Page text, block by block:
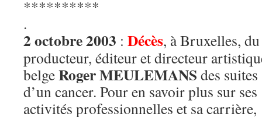
**********
.
2 octobre 2003 : Décès, à Bruxelles, du
producteur, éditeur et directeur
belgeRoger MEULEMANS des suites
d’un cancer. Pour en savoir plus sur ses
activités professionnelles et sa carrière,